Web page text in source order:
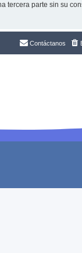
parte sin su
Contáctanos